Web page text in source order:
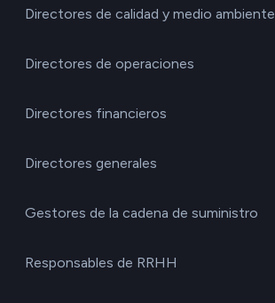
Directores de calidad y medio ambiente
Directores de operaciones
Directores financieros
Directores generales
Gestores de la cadena de suministro
Responsables de RRHH